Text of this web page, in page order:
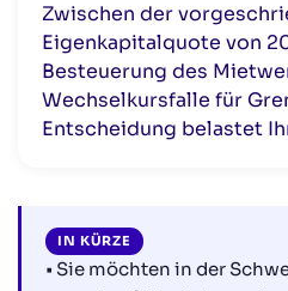
Der Wechselkurs: der
Immobilienprojekts
Die Punkte, auf die Sie vor
sollten
Wo kaufen und wie
Zwischen der
Eigenkapitalquote von
Besteuerung des
Wechselkursfalle für
Entscheidung belastet
IN KÜRZE
• Sie möchten in der